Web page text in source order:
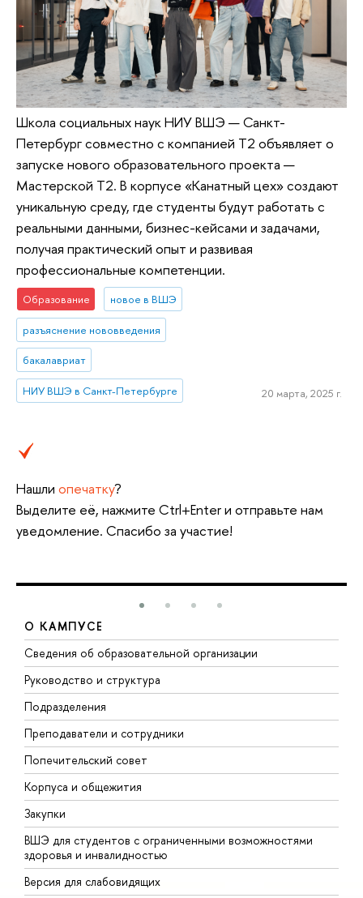
Школа социальных наук НИУ ВШЭ — Санкт-
Петербург совместно с компанией Т2 объявляет о
запуске нового образовательного проекта —
Мастерской Т2. В корпусе «Канатный цех» создают
уникальную среду, где студенты будут работать с
реальными данными, бизнес-кейсами и задачами,
получая практический опыт и развивая
профессиональные компетенции.
Образование новое в ВШЭ
разъяснение нововведения
бакалавриат
НИУ ВШЭ в Санкт-Петербурге 20 марта, 2025 г.
Нашли опечатку?
Выделите её, нажмите Ctrl+Enter и отправьте нам
уведомление. Спасибо за участие!
О КАМПУСЕ
Сведения об образовательной организации
Руководство и структура
Подразделения
Преподаватели и сотрудники
Попечительский совет
Корпуса и общежития
Закупки
ВШЭ для студентов с ограниченными возможностями
здоровья и инвалидностью
Версия для слабовидящих